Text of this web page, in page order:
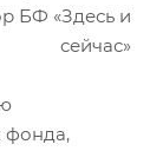
БФ «Здесь и
сейчас»
фонда,